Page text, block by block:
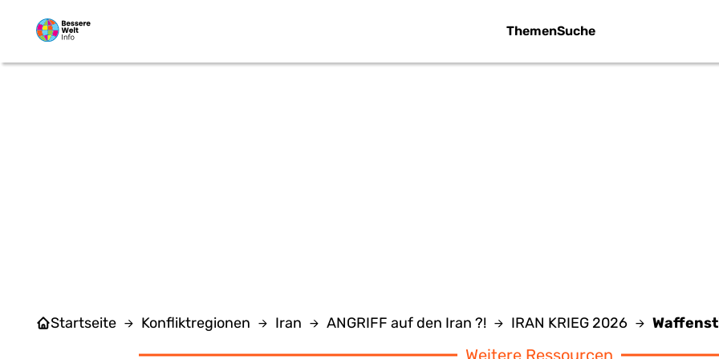
ThemenSuche
Startseite Konfliktregionen Iran ANGRIFF auf den Iran ?! IRAN KRIEG 2026
Weitere Ressourcen